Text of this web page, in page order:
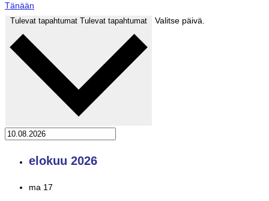
Tänään
Tulevat tapahtumat Tulevat tapahtumat Valitse päivä.
elokuu 2026
ma 17